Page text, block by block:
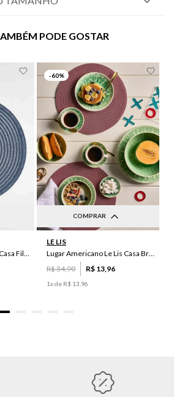
PODE GOSTAR
Lugar Americano Le Lis Casa Filipa
-60%
COMPRAR
LE LIS
Lugar Americano Le Lis Casa Brenda
R$34,90 R$ 13 96
1x de R$ 13 96